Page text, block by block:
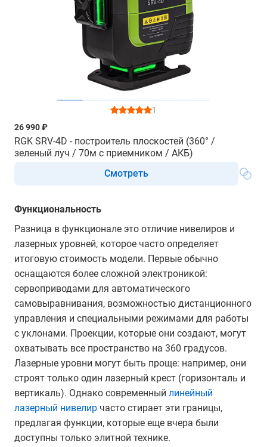
1
26 990 ₽
RGK SRV-4D - построитель плоскостей (360° /
зеленый луч / 70м с приемником / АКБ)
Смотреть
Функциональность
Разница в функционале это отличие нивелиров и
лазерных уровней, которое часто определяет
итоговую стоимость модели. Первые обычно
оснащаются более сложной электроникой:
сервоприводами для автоматического
самовыравнивания, возможностью дистанционного
управления и специальными режимами для работы
с уклонами. Проекции, которые они создают, могут
охватывать все пространство на 360 градусов.
Лазерные уровни могут быть проще: например, они
строят только один лазерный крест (горизонталь и
вертикаль). Однако современный линейный
лазерный нивелир часто стирает эти границы,
предлагая функции, которые еще вчера были
доступны только элитной технике.